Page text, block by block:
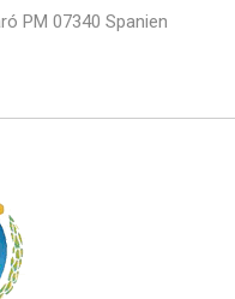
PM 07340 Spanien